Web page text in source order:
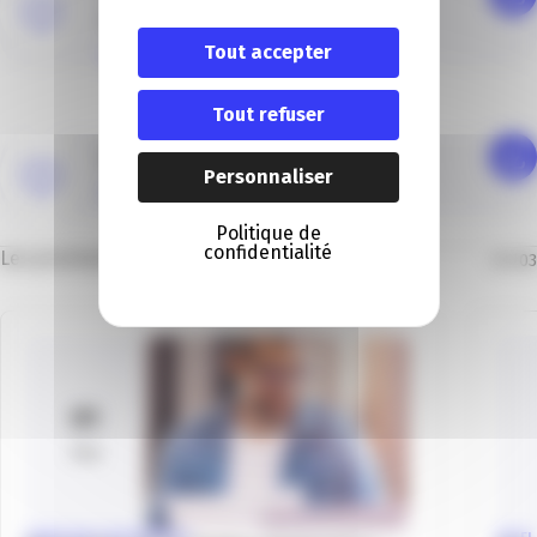
PDF (286.08 Ko)
photo waicf
Les prochains évènements 03
Tout accepter
Tout refuser
Personnaliser
Politique de
confidentialité